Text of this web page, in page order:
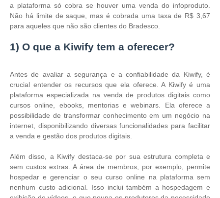
a plataforma só cobra se houver uma venda do infoproduto.
Não há limite de saque, mas é cobrada uma taxa de R$ 3,67
para aqueles que não são clientes do Bradesco.
1) O que a Kiwify tem a oferecer?
Antes de avaliar a segurança e a confiabilidade da Kiwify, é
crucial entender os recursos que ela oferece. A Kiwify é uma
plataforma especializada na venda de produtos digitais como
cursos online, ebooks, mentorias e webinars. Ela oferece a
possibilidade de transformar conhecimento em um negócio na
internet, disponibilizando diversas funcionalidades para facilitar
a venda e gestão dos produtos digitais​.
Além disso, a Kiwify destaca-se por sua estrutura completa e
sem custos extras. A área de membros, por exemplo, permite
hospedar e gerenciar o seu curso online na plataforma sem
nenhum custo adicional. Isso inclui também a hospedagem e